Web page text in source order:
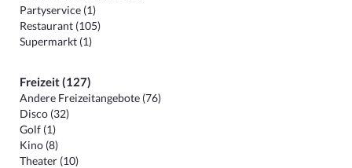
Partyservice (1)
Restaurant (105)
Supermarkt (1)
Freizeit (127)
Andere Freizeitangebote (76)
Disco (32)
Golf (1)
Kino (8)
Theater (10)